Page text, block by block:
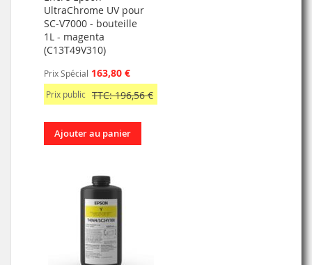
UltraChrome UV pour
SC-V7000 - bouteille
1L - magenta
(C13T49V310)
Prix Spécial 163,80 €
Prix public TTC: 196,56 €
Ajouter au panier